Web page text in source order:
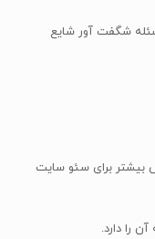
شگفت آور شایع
بیشتر برای سئو سایت
را دارد.